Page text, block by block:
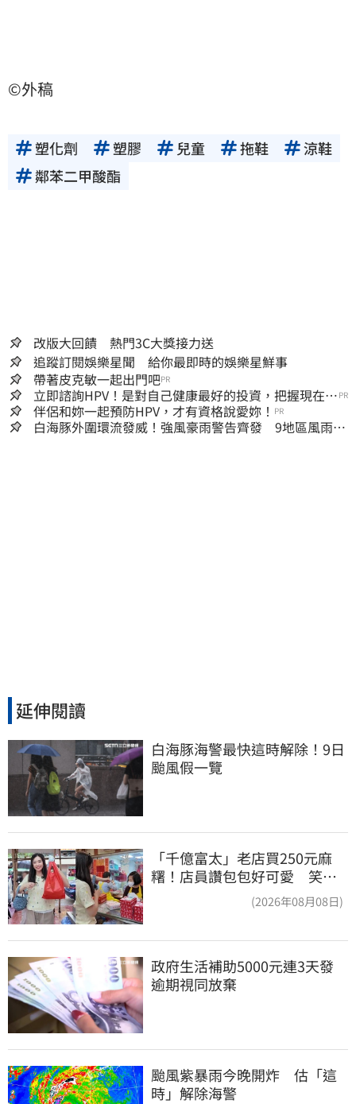
©外稿
塑化劑 塑膠 兒童 拖鞋
涼鞋
鄰苯二甲酸酯
改版大回饋 熱門3C大獎接力送
追蹤訂閱娛樂星聞 給你最即時的娛樂星鮮事
帶著皮克敏一起出門吧PR
立即諮詢HPV！是對自己健康最好的投資，把握現在不
嫌晚！
PR
伴侶和妳一起預防HPV，才有資格說愛妳！ PR
白海豚外圍環流發威！強風豪雨警告齊發 9地區風雨預
延伸閱讀
白海豚海警最快這時解除！9日
颱風假一覽
「千億富太」老店買250元麻
糬！店員讚包包好可愛 笑
(2026年08月08日)
政府生活補助5000元連3天發
逾期視同放棄
颱風紫暴雨今晚開炸　估「這
時」解除海警